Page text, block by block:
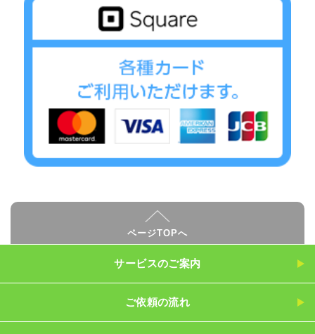
ページTOPへ
サービスのご案内
ご依頼の流れ